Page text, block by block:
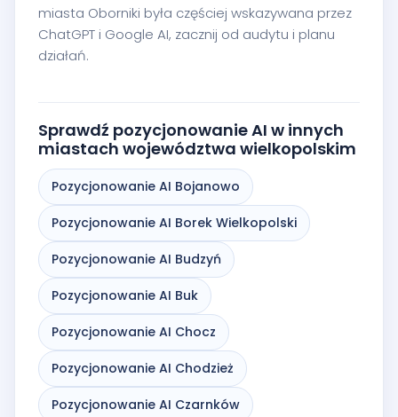
miasta Oborniki była częściej wskazywana przez
ChatGPT i Google AI, zacznij od audytu i planu
działań.
Sprawdź pozycjonowanie AI w innych
miastach województwa wielkopolskim
Pozycjonowanie AI Bojanowo
Pozycjonowanie AI Borek Wielkopolski
Pozycjonowanie AI Budzyń
Pozycjonowanie AI Buk
Pozycjonowanie AI Chocz
Pozycjonowanie AI Chodzież
Pozycjonowanie AI Czarnków